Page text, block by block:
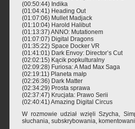
(00:50:44) Indika
(01:04:41) Heading Out
(01:07:06) Mullet Madjack
(01:10:04) Harold Halibut
(01:13:37) ANNO: Mutationem
(01:07:07) Digital Dragons
(01:35:22) Space Docker VR
(01:41:01) Dark Envoy: Director’s Cut
(02:02:15) Kącik popkulturalny
(02:09:28) Furiosa: A Mad Max Saga
(02:19:11) Planeta małp
(02:26:36) Dark Matter
(02:34:29) Prosta sprawa
(02:37:47) Krucjata: Prawo Serii
(02:40:41) Amazing Digital Circus
W rozmowie udział wzięli Szycha,
słuchania, subskrybowania,